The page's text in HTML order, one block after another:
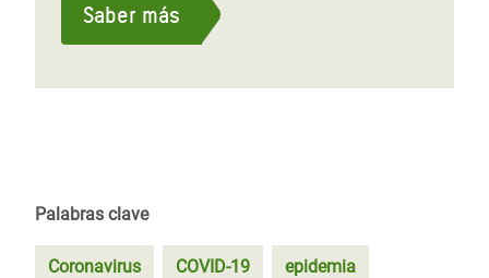
Saber más
Palabras clave
Coronavirus COVID-19 epidemia